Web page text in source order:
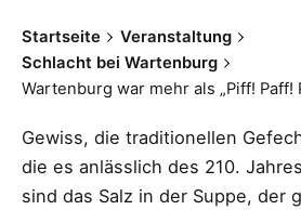
Startseite
Veranstaltung
Schlacht bei Wartenburg
Wartenburg war mehr als „Piff! Paff!
Gewiss, die traditionellen
die es anlässlich des 210.
sind das Salz in der Suppe, der